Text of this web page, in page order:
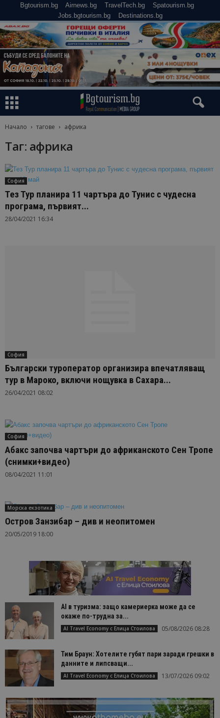
Bgtourism.bg Airnews.bg TravelTech.bg
Spatourism.bg
Jobs.bgtourism.bg
Destinations.bg
Начало тагове африка
Таг: африка
София
Тез Тур планира 11 чартъра до Тунис с чудесна
програма, първият...
28/04/2021 16:34
София
Български туроператор организира впечатляващ
тур в Мароко, включи нощувка в Сахара...
26/04/2021 08:02
София
Абакс започва чартъри до африканското Сен Тропе
(снимки+видео)
08/04/2021 11:01
Морска екзотика
Остров Занзибар – див и неопитомен
20/05/2019 18:00
AI в туризма: защо камериерка може да се
окаже по-трудна за...
AI Travel Economy с Елица Стоилова 05/08/2026 08:28
Тим Браун: Хотелите губят пари заради грешки в
данните и липсващи...
AI Travel Economy с Елица Стоилова 13/07/2026 09:02